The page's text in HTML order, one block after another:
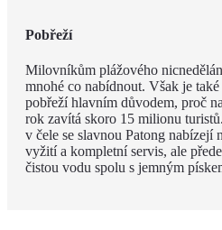
Pobřeží
Milovníkům plážového
mnohé co nabídnout. Však je také
pobřeží hlavním důvodem, proč
rok zavítá skoro 15 milionu
v čele se slavnou Patong nabízejí
vyžití a kompletní servis, ale
čistou vodu spolu s jemným